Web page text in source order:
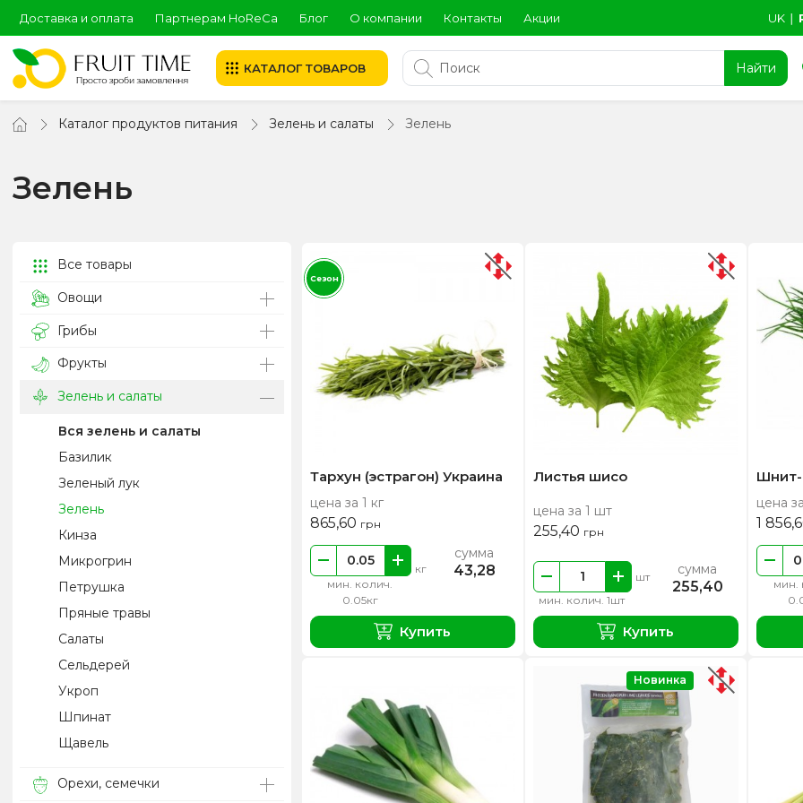
Доставка и оплата Партнерам HoReCa Блог О компании Контакты Акции UK ∣
КАТАЛОГ ТОВАРОВ Найти
Каталог продуктов питания Зелень и салаты Зелень
Зелень
Все товары
Овощи
Грибы
Фрукты
Зелень и салаты
Вся зелень и салаты
Базилик
Зеленый лук
Зелень
Кинза
Микрогрин
Петрушка
Пряные травы
Салаты
Сельдерей
Укроп
Шпинат
Щавель
Орехи, семечки
Тархун (эстрагон) Украина
цена за 1 кг
865,60 грн
мин. колич.
0.05кг
кг
сумма
43,28
Купить
Сезон
Листья шисо
цена за 1 шт
255,40 грн
мин. колич. 1шт
шт сумма
255,40
Купить
Шнит-
цена
1
мин.
Новинка